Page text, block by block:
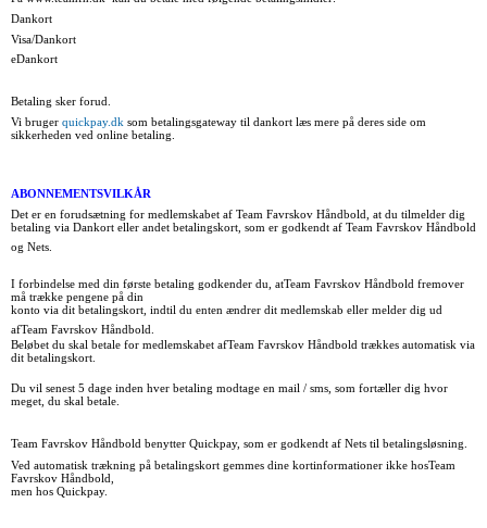
Dankort
Visa/Dankort
eDankort
Betaling sker forud.
Vi bruger quickpay.dk som betalingsgateway til dankort læs mere på deres side om
sikkerheden ved online betaling.
ABONNEMENTSVILKÅR
Det er en forudsætning for medlemskabet af Team Favrskov Håndbold, at du tilmelder dig
betaling via Dankort eller andet betalingskort, som er godkendt af Team Favrskov Håndbold
og Nets.
I forbindelse med din første betaling godkender du, atTeam Favrskov Håndbold fremover
må trække pengene på din
konto via dit betalingskort, indtil du enten ændrer dit medlemskab eller melder dig ud
afTeam Favrskov Håndbold.
Beløbet du skal betale for medlemskabet afTeam Favrskov Håndbold trækkes automatisk via
dit betalingskort.
Du vil senest 5 dage inden hver betaling modtage en mail / sms, som fortæller dig hvor
meget, du skal betale.
Team Favrskov Håndbold benytter Quickpay, som er godkendt af Nets til betalingsløsning.
Ved automatisk trækning på betalingskort gemmes dine kortinformationer ikke hosTeam
Favrskov Håndbold,
men hos Quickpay.